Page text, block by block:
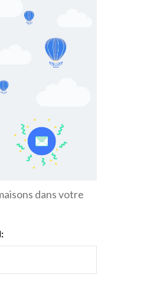
dans votre